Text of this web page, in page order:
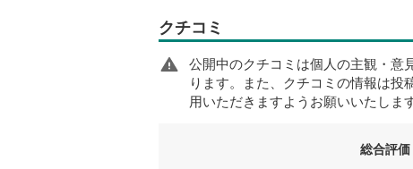
クチコミ
公開中のクチコミは個人の主観・意
ります。また、クチコミの情報は
用いただきますようお願いいたします
総合評価